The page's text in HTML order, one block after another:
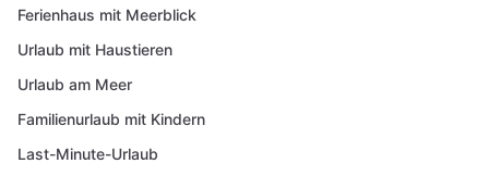
Ferienhaus mit Meerblick
Urlaub mit Haustieren
Urlaub am Meer
Familienurlaub mit Kindern
Last-Minute-Urlaub